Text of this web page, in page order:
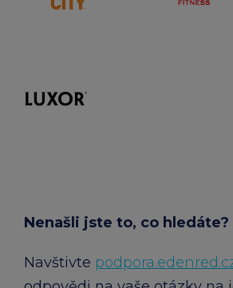
Nenašli jste to, co hledáte?
Navštivte